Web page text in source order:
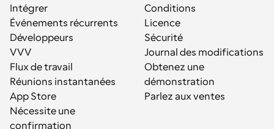
Intégrer
Événements récurrents
Développeurs
VVV
Flux de travail
Réunions instantanées
App Store
Nécessite une
confirmation
Conditions
Licence
Sécurité
Journal des modifications
Obtenez une
démonstration
Parlez aux ventes